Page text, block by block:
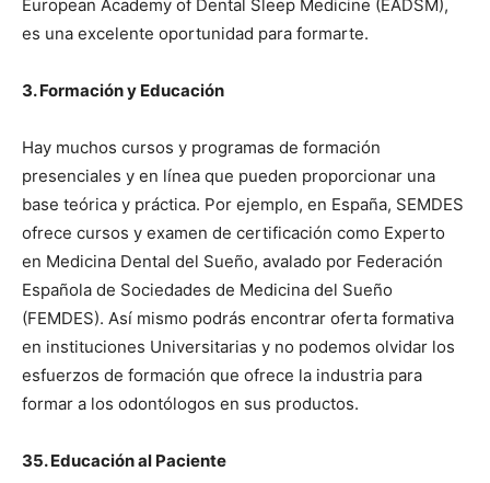
European Academy of Dental Sleep Medicine (EADSM),
es una excelente oportunidad para formarte.
3. Formación y Educación
Hay muchos cursos y programas de formación
presenciales y en línea que pueden proporcionar una
base teórica y práctica. Por ejemplo, en España, SEMDES
ofrece cursos y examen de certificación como Experto
en Medicina Dental del Sueño, avalado por Federación
Española de Sociedades de Medicina del Sueño
(FEMDES). Así mismo podrás encontrar oferta formativa
en instituciones Universitarias y no podemos olvidar los
esfuerzos de formación que ofrece la industria para
formar a los odontólogos en sus productos.
35. Educación al Paciente